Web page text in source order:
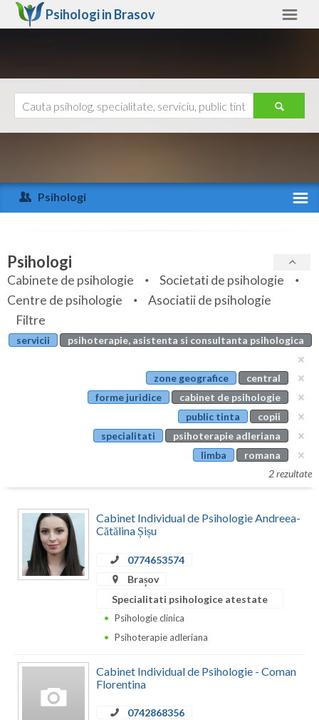
Psihologi in Brasov
Arad
Arges
Bihor
Bistrita-Nasaud
Botosani
Constanta
Galati
Giurgiu
Ajutor
Psihologi
Specialitati
Servicii
Articole
Evenimente
Psihologi
Cabinete de psihologie
Societati de psihologie
Centre de psihologie
Asociatii de psihologie
Filtre
servicii psihoterapie, asistenta si consultanta psihologica
zone geografice
central
forme juridice
cabinet de psihologie
public tinta
copii
specialitati
psihoterapie adleriana
limba
romana
2 rezultate
Cabinet Individual de Psihologie Andreea-
Cătălina Șișu
0774653574
Brașov
Specialitati psihologice atestate
Psihologie clinica
Psihoterapie adleriana
Cabinet Individual de Psihologie - Coman
Florentina
0742868356